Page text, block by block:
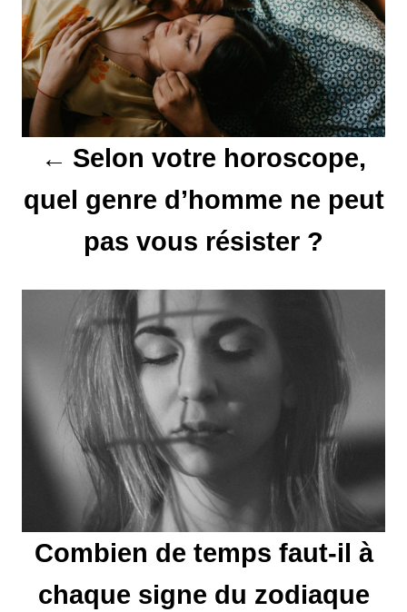
i
g
a
o
’
Selon votre horoscope,
quel genre d’homme ne peut
pas vous résister ?
Combien de temps faut-il à
chaque signe du zodiaque